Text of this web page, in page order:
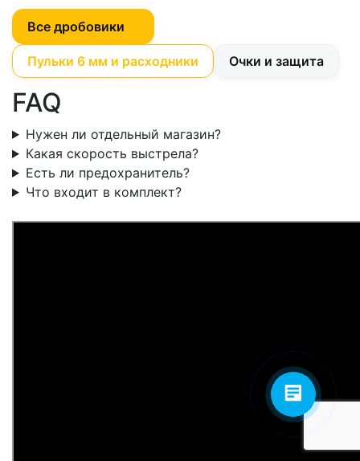
Все дробовики
Пульки 6 мм и расходники Очки и защита
FAQ
Нужен ли отдельный магазин?
Какая скорость выстрела?
Есть ли предохранитель?
Что входит в комплект?